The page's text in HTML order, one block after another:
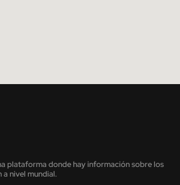
plataforma donde hay información sobre los
a nivel mundial.